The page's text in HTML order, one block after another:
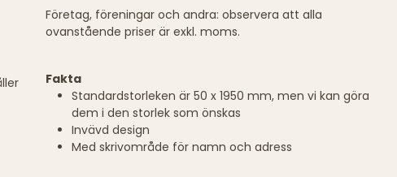
Företag, föreningar och andra: observera att alla
ovanstående priser är exkl. moms.
Fakta
Standardstorleken är 50 x 1950 mm, men vi kan göra
dem i den storlek som önskas
Invävd design
Med skrivområde för namn och adress